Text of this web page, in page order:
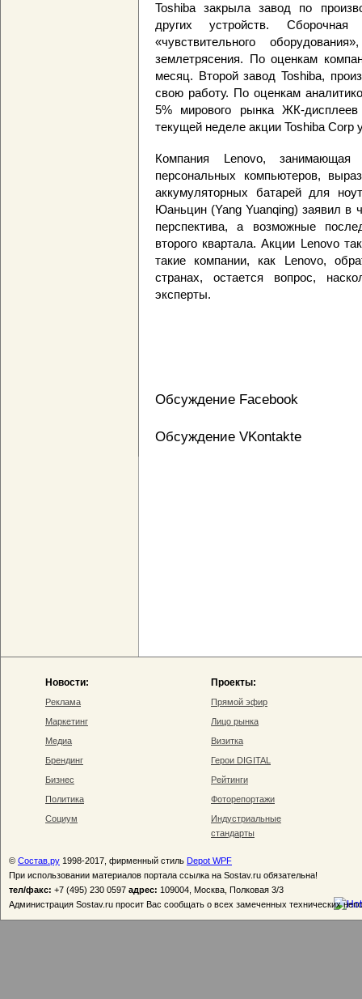
Toshiba закрыла завод по
других устройств.
«чувствительного
землетрясения. По оценкам
месяц. Второй завод Toshiba,
свою работу. По оценкам
5% мирового рынка ЖК-
текущей неделе акции Toshiba Corp
Компания Lenovo,
персональных компьютеров,
аккумуляторных батарей для
Юаньцин (Yang Yuanqing) заявил в
перспектива, а возможные
второго квартала. Акции Lenovo
такие компании, как Lenovo,
странах, остается вопрос,
эксперты.
Обсуждение Facebook
Обсуждение VKontakte
Новости:
Реклама
Маркетинг
Медиа
Брендинг
Бизнес
Политика
Социум
Проекты:
Прямой эфир
Лицо рынка
Визитка
Герои DIGITAL
Рейтинги
Фоторепортажи
Индустриальные
стандарты
© Состав.ру 1998-2017, фирменный стиль Depot WPF
При использовании материалов портала ссылка на Sostav.ru обязательна!
тел/факс: +7 (495) 230 0597 адрес: 109004, Москва, Полковая 3/3
Администрация Sostav.ru просит Вас сообщать о всех замеченных технических